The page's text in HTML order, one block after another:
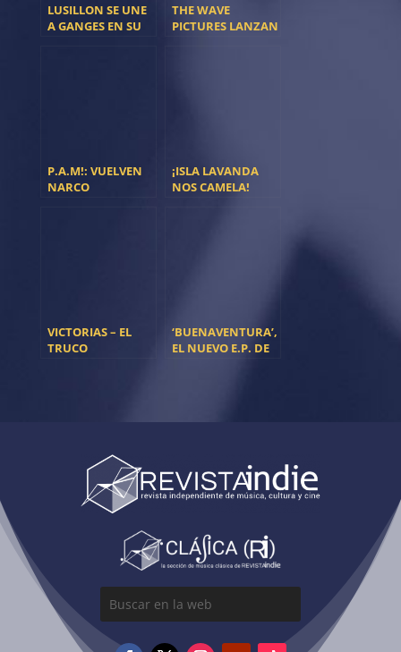
LUSILLON SE UNE
A GANGES EN SU
THE WAVE
PICTURES LANZAN
P.A.M!: VUELVEN
NARCO
¡ISLA LAVANDA
NOS CAMELA!
VICTORIAS – EL
TRUCO
‘BUENAVENTURA’,
EL NUEVO E.P. DE